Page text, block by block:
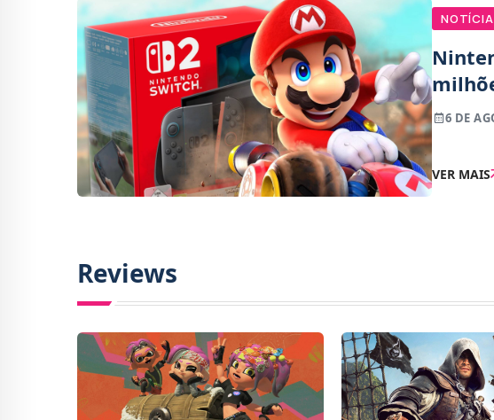
NOTÍCIA
6 DE
VER MAIS
Reviews